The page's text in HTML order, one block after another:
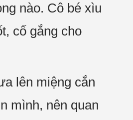
nào. Cô bé xìu
cố gắng cho
lên miệng cắn
mình, nên quan